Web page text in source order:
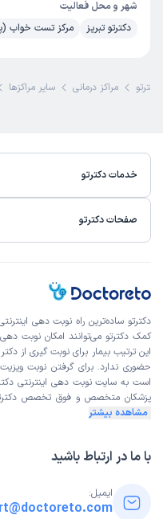
شهر و محل فعالیت
دکترتو تبریز
مرکز تست خواب
دکترتو مراکز درمانی سایر مراکز‌ها
خدمات دکترتو
صفحات دکترتو
دکترتو ساده‌ترین راه نوبت‌ دهی
کمک دکترتو می‌توانند امکان نوبت
این ترتیب بیمار برای نوبت گیری از
حضوری ندارد. برای گرفتن نوبت
است به سایت نوبت دهی اینترنتی
پزشکان متخصص و فوق تخصص
مشاهده بیشتر
با ما در ارتباط باشید
ایمیل: